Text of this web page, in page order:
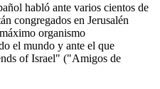
habló ante varios cientos de
congregados en Jerusalén
organismo
el mundo y ante el que
of Israel" ("Amigos de